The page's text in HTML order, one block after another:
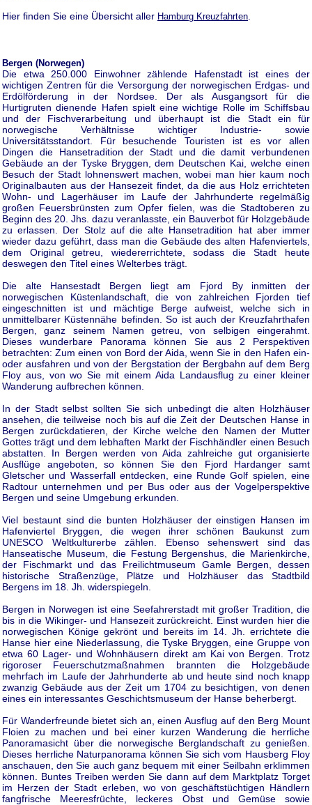
Hier finden Sie eine Übersicht aller Hamburg Kreuzfahrten
Bergen (Norwegen)
Die etwa 250.000 Einwohner zählende Hafenstadt ist eines der
wichtigen Zentren für die Versorgung der norwegischen Erdgas- und
Erdölförderung in der Nordsee. Der als Ausgangsort für die
Hurtigruten dienende Hafen spielt eine wichtige Rolle im Schiffsbau
und der Fischverarbeitung und überhaupt ist die Stadt ein für
norwegische Verhältnisse wichtiger Industrie- sowie
Universitätsstandort. Für besuchende Touristen ist es vor allen
Dingen die Hansetradition der Stadt und die damit verbundenen
Gebäude an der Tyske Bryggen, dem Deutschen Kai, welche einen
Besuch der Stadt lohnenswert machen, wobei man hier kaum noch
Originalbauten aus der Hansezeit findet, da die aus Holz errichteten
Wohn- und Lagerhäuser im Laufe der Jahrhunderte regelmäßig
großen Feuersbrünsten zum Opfer fielen, was die Stadtoberen zu
Beginn des 20. Jhs. dazu veranlasste, ein Bauverbot für Holzgebäude
zu erlassen. Der Stolz auf die alte Hansetradition hat aber immer
wieder dazu geführt, dass man die Gebäude des alten Hafenviertels,
dem Original getreu, wiedererrichtete, sodass die Stadt heute
deswegen den Titel eines Welterbes trägt.
Die alte Hansestadt Bergen liegt am Fjord By inmitten der
norwegischen Küstenlandschaft, die von zahlreichen Fjorden tief
eingeschnitten ist und mächtige Berge aufweist, welche sich in
unmittelbarer Küstennähe befinden. So ist auch der Kreuzfahrthafen
Bergen, ganz seinem Namen getreu, von selbigen eingerahmt.
Dieses wunderbare Panorama können Sie aus 2 Perspektiven
betrachten: Zum einen von Bord der Aida, wenn Sie in den Hafen ein-
oder ausfahren und von der Bergstation der Bergbahn auf dem Berg
Floy aus, von wo Sie mit einem Aida Landausflug zu einer kleiner
Wanderung aufbrechen können.
In der Stadt selbst sollten Sie sich unbedingt die alten Holzhäuser
ansehen, die teilweise noch bis auf die Zeit der Deutschen Hanse in
Bergen zurückdatieren, der Kirche welche den Namen der Mutter
Gottes trägt und dem lebhaften Markt der Fischhändler einen Besuch
abstatten. In Bergen werden von Aida zahlreiche gut organisierte
Ausflüge angeboten, so können Sie den Fjord Hardanger samt
Gletscher und Wasserfall entdecken, eine Runde Golf spielen, eine
Radtour unternehmen und per Bus oder aus der Vogelperspektive
Bergen und seine Umgebung erkunden.
Viel bestaunt sind die bunten Holzhäuser der einstigen Hansen im
Hafenviertel Bryggen, die wegen ihrer schönen Baukunst zum
UNESCO Weltkulturerbe zählen. Ebenso sehenswert sind das
Hanseatische Museum, die Festung Bergenshus, die Marienkirche,
der Fischmarkt und das Freilichtmuseum Gamle Bergen, dessen
historische Straßenzüge, Plätze und Holzhäuser das Stadtbild
Bergens im 18. Jh. widerspiegeln.
Bergen in Norwegen ist eine Seefahrerstadt mit großer Tradition, die
bis in die Wikinger- und Hansezeit zurückreicht. Einst wurden hier die
norwegischen Könige gekrönt und bereits im 14. Jh. errichtete die
Hanse hier eine Niederlassung, die Tyske Bryggen, eine Gruppe von
etwa 60 Lager- und Wohnhäusern direkt am Kai von Bergen. Trotz
rigoroser Feuerschutzmaßnahmen brannten die Holzgebäude
mehrfach im Laufe der Jahrhunderte ab und heute sind noch knapp
zwanzig Gebäude aus der Zeit um 1704 zu besichtigen, von denen
eines ein interessantes Geschichtsmuseum der Hanse beherbergt.
Für Wanderfreunde bietet sich an, einen Ausflug auf den Berg Mount
Floien zu machen und bei einer kurzen Wanderung die herrliche
Panoramasicht über die norwegische Berglandschaft zu genießen.
Dieses herrliche Naturpanorama können Sie sich vom Hausberg Floy
anschauen, den Sie auch ganz bequem mit einer Seilbahn erklimmen
können. Buntes Treiben werden Sie dann auf dem Marktplatz Torget
im Herzen der Stadt erleben, wo von geschäftstüchtigen Händlern
fangfrische Meeresfrüchte, leckeres Obst und Gemüse sowie